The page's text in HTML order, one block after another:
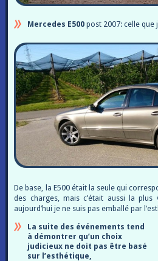
Mercedes E500 post 2007: celle que
De base, la E500 était la seule qui
des charges, mais c’était aussi la
aujourd’hui je ne suis pas emballé par
La suite des événements tend
à démontrer qu’un choix
judicieux ne doit pas être basé
sur l’esthétique,